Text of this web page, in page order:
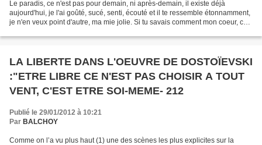
Le paradis, ce n'est pas pour demain, ni après-demain, il existe déjà
aujourd'hui, je l'ai goûté, sucé, senti, écouté et il te ressemble étonnamment,
je n'en veux point d'autre, ma mie jolie. Si tu savais comment mon coeur, ce
LA LIBERTE DANS L'OEUVRE DE DOSTOÏEVSKI
:"ETRE LIBRE CE N'EST PAS CHOISIR A TOUT
VENT, C'EST ETRE SOI-MEME- 212
Publié le 29/01/2012 à 10:21
Par BALCHOY
Comme on l’a vu plus haut (1) une des scènes les plus explicites sur la